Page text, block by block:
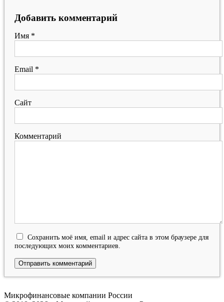
Добавить комментарий
Имя *
Email *
Сайт
Комментарий
Сохранить моё имя, email и адрес сайта в этом браузере для
последующих моих комментариев.
Микрофинансовые компании России